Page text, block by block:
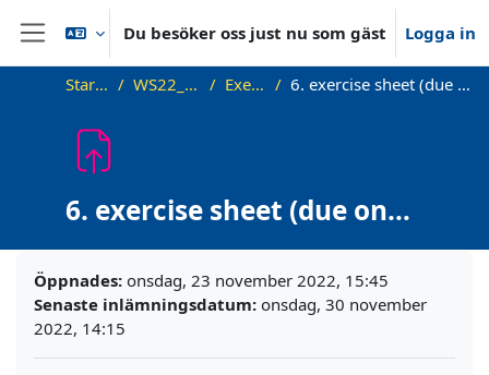
Gå direkt till huvudinnehåll
Sidopanel
Du besöker oss just nu som gäst Logga in
Startsida WS22_AdvAlg Exercises 6. exercise sheet (due on 30.11.2022)
6. exercise sheet (due on
30.11.2022)
Öppnades: onsdag, 23 november 2022, 15:45
Senaste inlämningsdatum: onsdag, 30 november
2022, 14:15